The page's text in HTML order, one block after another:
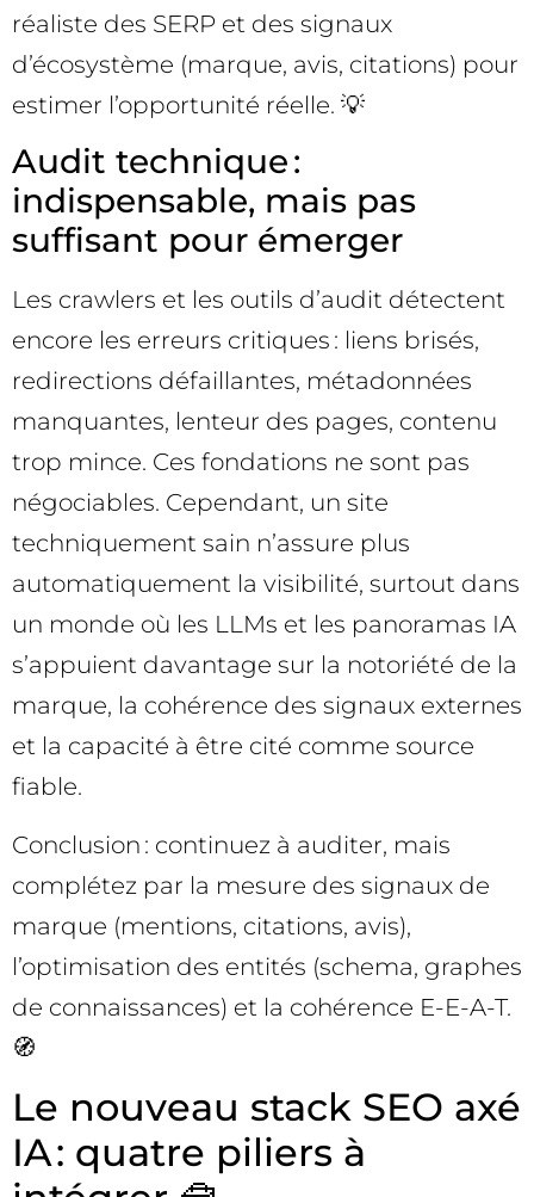
réaliste des SERP et des signaux
d’écosystème (marque, avis, citations) pour
estimer l’opportunité réelle. 💡
Audit technique :
indispensable, mais pas
suffisant pour émerger
Les crawlers et les outils d’audit détectent
encore les erreurs critiques : liens brisés,
redirections défaillantes, métadonnées
manquantes, lenteur des pages, contenu
trop mince. Ces fondations ne sont pas
négociables. Cependant, un site
techniquement sain n’assure plus
automatiquement la visibilité, surtout dans
un monde où les LLMs et les panoramas IA
s’appuient davantage sur la notoriété de la
marque, la cohérence des signaux externes
et la capacité à être cité comme source
fiable.
Conclusion : continuez à auditer, mais
complétez par la mesure des signaux de
marque (mentions, citations, avis),
l’optimisation des entités (schema, graphes
de connaissances) et la cohérence E-E-A-T.
🧭
Le nouveau stack SEO axé
IA : quatre piliers à